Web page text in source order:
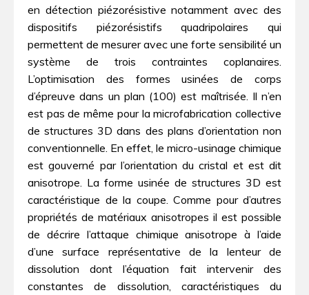
en détection piézorésistive notamment avec des
dispositifs piézorésistifs quadripolaires qui
permettent de mesurer avec une forte sensibilité un
système de trois contraintes coplanaires.
L’optimisation des formes usinées de corps
d’épreuve dans un plan (100) est maîtrisée. Il n’en
est pas de même pour la microfabrication collective
de structures 3D dans des plans d’orientation non
conventionnelle. En effet, le micro-usinage chimique
est gouverné par l’orientation du cristal et est dit
anisotrope. La forme usinée de structures 3D est
caractéristique de la coupe. Comme pour d’autres
propriétés de matériaux anisotropes il est possible
de décrire l’attaque chimique anisotrope à l’aide
d’une surface représentative de la lenteur de
dissolution dont l’équation fait intervenir des
constantes de dissolution, caractéristiques du